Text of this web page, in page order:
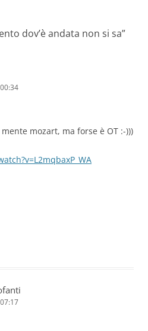
dov’è andata non si sa”
mozart, ma forse è OT :-)))